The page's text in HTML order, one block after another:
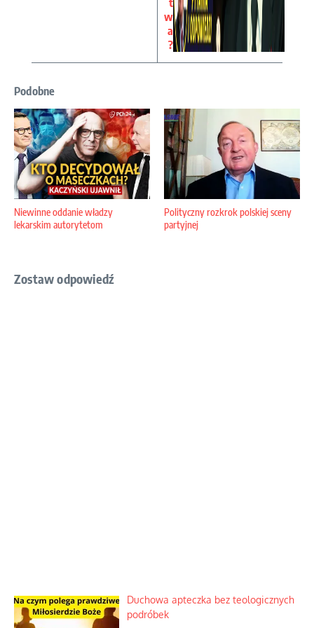
t
w
a
?
Podobne
Niewinne oddanie władzy
lekarskim autorytetom
Polityczny rozkrok polskiej sceny
partyjnej
Zostaw odpowiedź
Duchowa apteczka bez teologicznych
podróbek